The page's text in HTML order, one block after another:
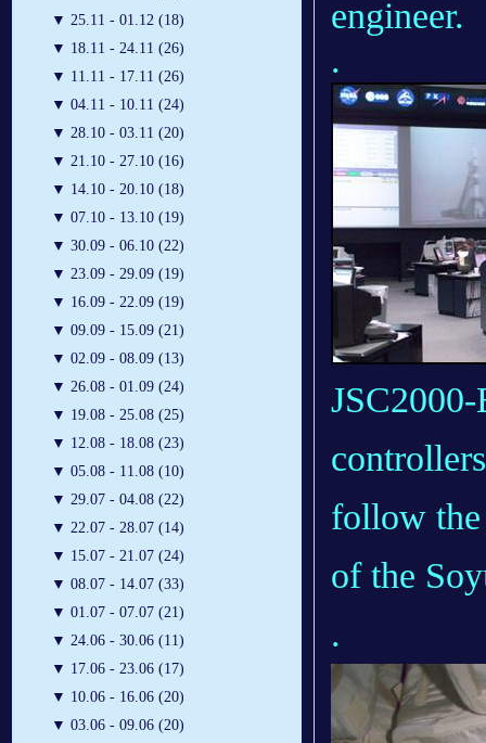
▼ 25.11 - 01.12 (18)
▼ 18.11 - 24.11 (26)
▼ 11.11 - 17.11 (26)
▼ 04.11 - 10.11 (24)
▼ 28.10 - 03.11 (20)
▼ 21.10 - 27.10 (16)
▼ 14.10 - 20.10 (18)
▼ 07.10 - 13.10 (19)
▼ 30.09 - 06.10 (22)
▼ 23.09 - 29.09 (19)
▼ 16.09 - 22.09 (19)
▼ 09.09 - 15.09 (21)
▼ 02.09 - 08.09 (13)
▼ 26.08 - 01.09 (24)
▼ 19.08 - 25.08 (25)
▼ 12.08 - 18.08 (23)
▼ 05.08 - 11.08 (10)
▼ 29.07 - 04.08 (22)
▼ 22.07 - 28.07 (14)
▼ 15.07 - 21.07 (24)
▼ 08.07 - 14.07 (33)
▼ 01.07 - 07.07 (21)
▼ 24.06 - 30.06 (11)
▼ 17.06 - 23.06 (17)
▼ 10.06 - 16.06 (20)
▼ 03.06 - 09.06 (20)
engineer.
.
follow
of the
.